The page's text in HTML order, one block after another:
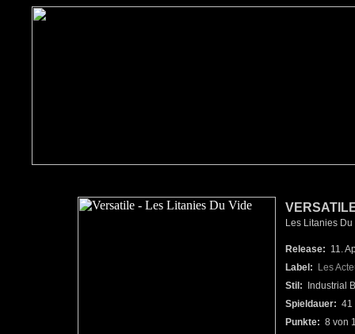
Les Litanies Du
Release: 11.
Label:
Les
Stil: Industrial
Spieldauer: 41
Punkte: 8 von